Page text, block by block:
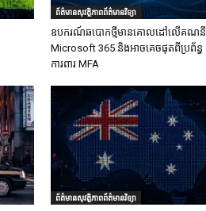
ព័ត៌មានសុវត្ថិភាពព័ត៌មានវិទ្យា
ឧបករណ៍ឆបោកថ្មីមានគោលដៅលើគណនី
Microsoft 365 និងអាចគេចផុតពីប្រព័ន្ធ
ការពារ MFA
ព័ត៌មានសុវត្ថិភាពព័ត៌មានវិទ្យា